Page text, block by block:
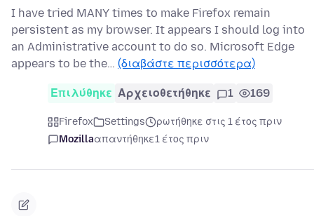
I have tried MANY times to make Firefox remain
persistent as my browser. It appears I should log into
an Administrative account to do so. Microsoft Edge
appears to be the… (διαβάστε περισσότερα)
Επιλύθηκε Αρχειοθετήθηκε 1 169
Firefox Settings
ρωτήθηκε στις 1 έτος πριν
Mozillaαπαντήθηκε1 έτος πριν